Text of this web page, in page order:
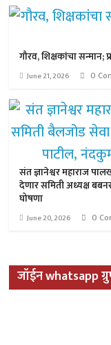
गौरव, शिक्षकांचा सन्मान;
June 21, 2026 0
संत ज्ञानेश्वर महाराज
देणार समिती अध्यक्ष
घोषणा
June 20, 2026 0
जॉईन whatsapp